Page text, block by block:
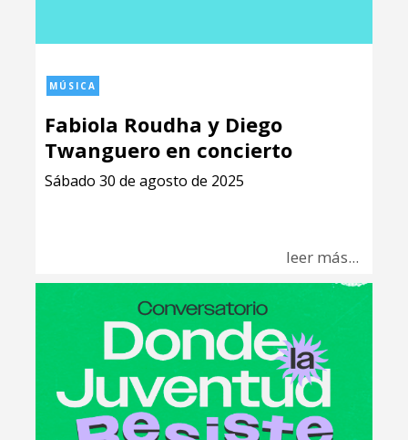
MÚSICA
Fabiola Roudha y Diego
Twanguero en concierto
Sábado 30 de agosto de 2025
leer más...